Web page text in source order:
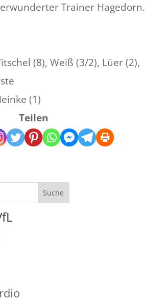
Trainer Hagedorn.
(8), Weiß (3/2), Lüer (2),
(1)
Teilen